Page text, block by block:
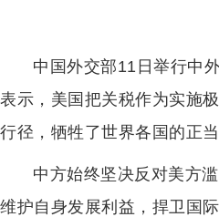
中国外交部11日举行中
表示，美国把关税作为实施
行径，牺牲了世界各国的正
中方始终坚决反对美方
维护自身发展利益，捍卫国